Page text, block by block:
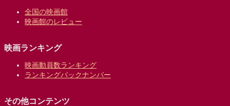
全国の映画館
映画館のレビュー
映画ランキング
映画動員数ランキング
ランキングバックナンバー
その他コンテンツ